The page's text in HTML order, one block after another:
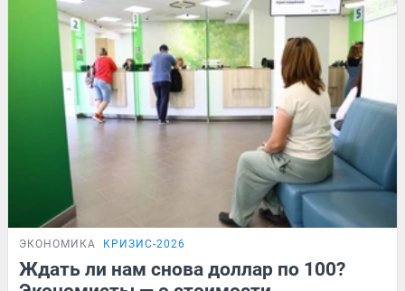
ЭКОНОМИКА КРИЗИС-2026
Ждать ли нам снова доллар по 100?